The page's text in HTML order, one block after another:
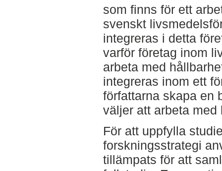
som finns för ett
svenskt
integreras i detta
varför företag inom
arbeta med
integreras inom ett
författarna skapa en
väljer att arbeta med
För att uppfylla
forskningsstrategi
tillämpats för att